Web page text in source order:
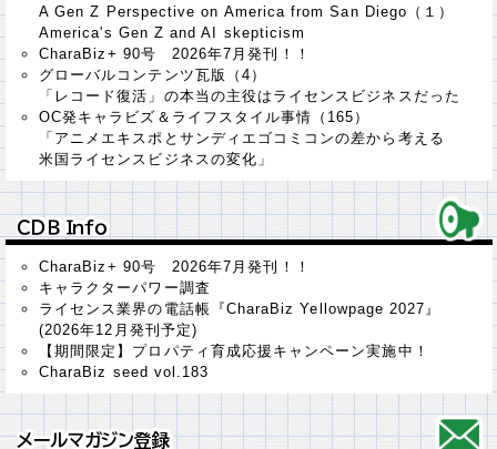
A Gen Z Perspective on America from San Diego（１）
America's Gen Z and AI skepticism
CharaBiz+ 90号 2026年7月発刊！！
グローバルコンテンツ瓦版（4）
「レコード復活」の本当の主役はライセンスビジネスだった
OC発キャラビズ＆ライフスタイル事情（165）
「アニメエキスポとサンディエゴコミコンの差から考える
米国ライセンスビジネスの変化」
ＣＤＢ Ｉｎｆｏ
ＣＤＢ Ｉｎｆｏ
CharaBiz+ 90号 2026年7月発刊！！
キャラクターパワー調査
ライセンス業界の電話帳『CharaBiz Yellowpage 2027』
(2026年12月発刊予定)
【期間限定】プロパティ育成応援キャンペーン実施中！
CharaBiz seed vol.183
メールマガジン登録
メールマガジン登録